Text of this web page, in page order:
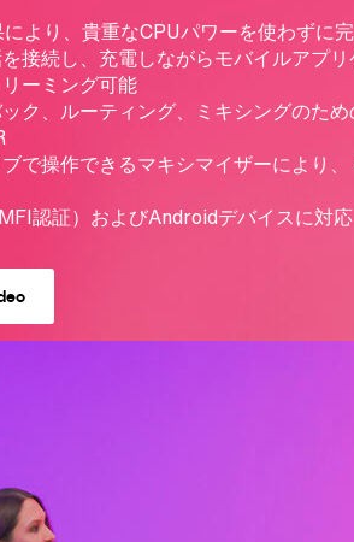
より、貴重なCPUパワーを使わずに
接続し、充電しながらモバイルアプ
ーミング可能
ク、ルーティング、ミキシングのた
で操作できるマキシマイザーにより
認証）およびAndroidデバイスに対応